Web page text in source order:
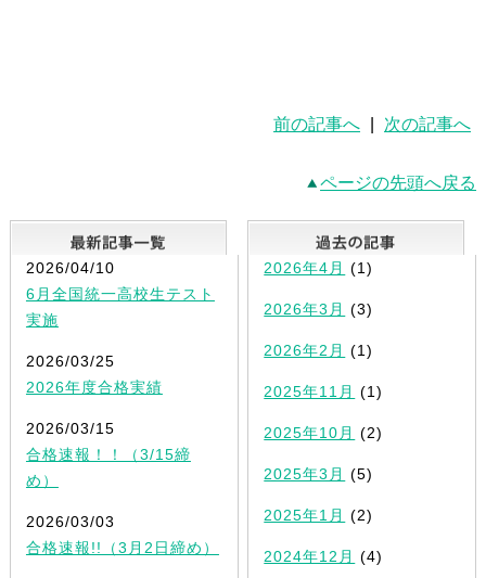
前の記事へ 次の記事へ
ページの先頭へ戻る
最新記事一覧
2026/04/10
6月全国統一高校生テスト
実施
2026/03/25
2026年度合格実績
2026/03/15
合格速報！！（3/15締
め）
2026/03/03
合格速報!!（3月2日締め）
2026年4月 (1)
2026年3月 (3)
2026年2月 (1)
2025年11月 (1)
2025年10月 (2)
2025年3月 (5)
2025年1月 (2)
2024年12月 (4)